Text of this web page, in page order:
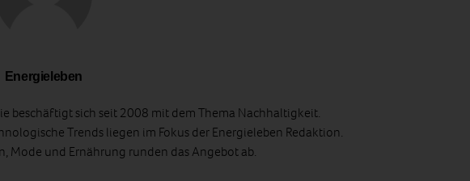
Energieleben
beschäftigt sich seit 2008 mit dem Thema Nachhaltigkeit.
Trends liegen im Fokus der Energieleben Redaktion.
Mode und Ernährung runden das Angebot ab.